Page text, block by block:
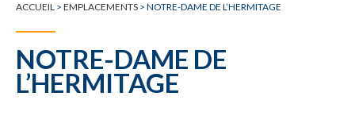
ACCUEIL > EMPLACEMENTS > NOTRE-DAME DE L’HERMITAGE
NOTRE-DAME DE
L’HERMITAGE